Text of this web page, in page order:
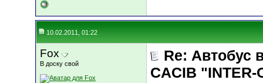
10.02.2011, 01:22
Fox
В доску свой
Re: Автобус
CACIB "INTER-